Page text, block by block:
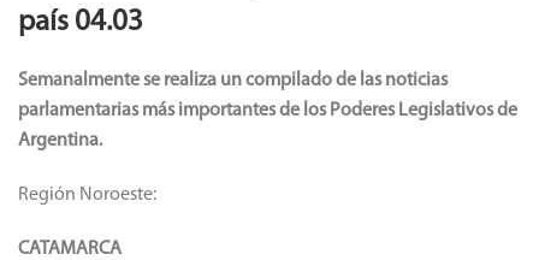
país 04.03
Semanalmentese realiza un compilado de las noticias
parlamentarias más importantes de los Poderes Legislativos de
Argentina.
Región Noroeste:
CATAMARCA